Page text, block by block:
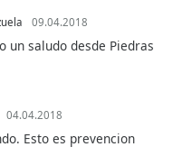
09.04.2018
un saludo desde Piedras
04.04.2018
Esto es prevencion